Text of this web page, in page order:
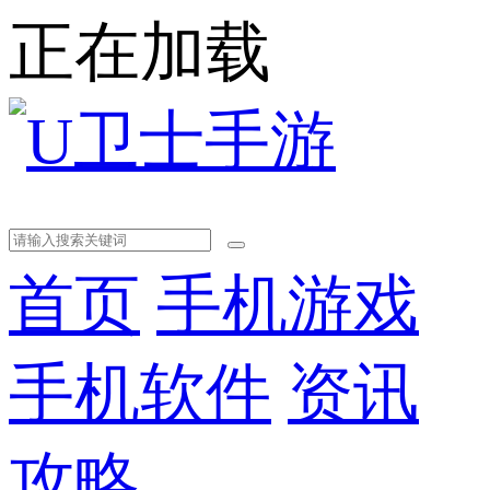
正在加载
首页 手机游戏
手机软件 资讯